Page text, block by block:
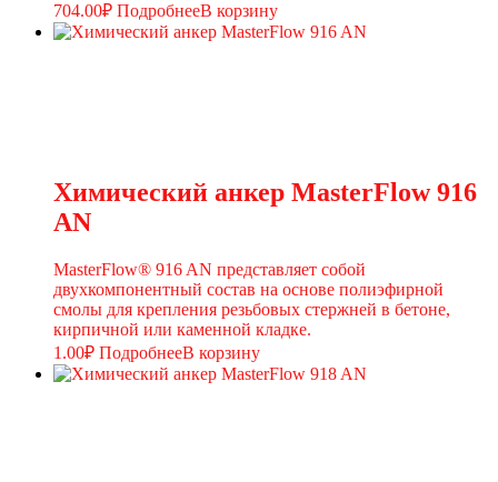
704.00₽ ПодробнееВ корзину
Химический анкер MasterFlow 916
AN
MasterFlow® 916 AN представляет собой
двухкомпонентный состав на основе полиэфирной
смолы для крепления резьбовых стержней в бетоне,
кирпичной или каменной кладке.
1.00₽ ПодробнееВ корзину